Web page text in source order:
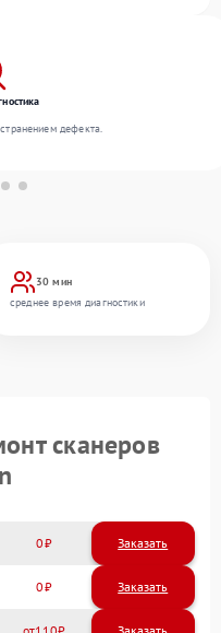
30 мин
среднее время диагностики
дефекта.
сканеров
0 Заказать
0 Заказать